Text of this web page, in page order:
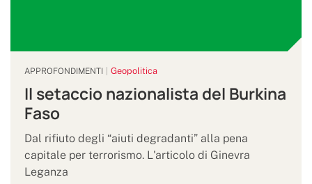
APPROFONDIMENTI Geopolitica
Il setaccio nazionalista del Burkina
Faso
Dal rifiuto degli “aiuti degradanti” alla pena
capitale per terrorismo. L'articolo di Ginevra
Leganza